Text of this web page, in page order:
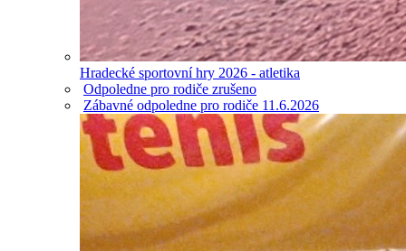
Hradecké sportovní hry 2026 - atletika
Odpoledne pro rodiče zrušeno
Zábavné odpoledne pro rodiče 11.6.2026